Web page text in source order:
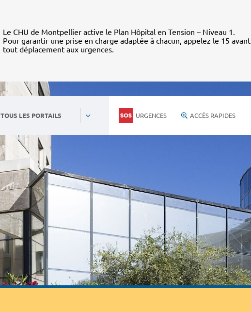
Le CHU de Montpellier active le Plan Hôpital en Tension – Niveau 1.
Pour garantir une prise en charge adaptée à chacun, appelez le 15 avant
tout déplacement aux urgences.
TOUS LES PORTAILS URGENCES ACCÈS RAPIDES